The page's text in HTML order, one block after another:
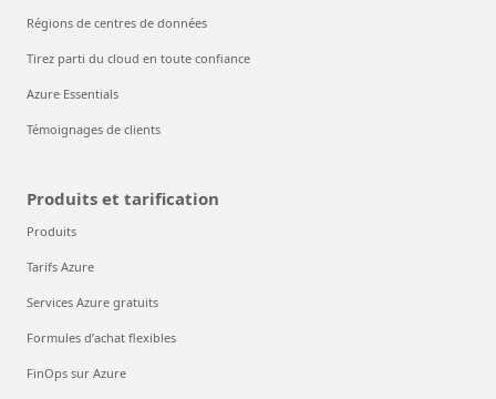
Régions de centres de données
Tirez parti du cloud en toute confiance
Azure Essentials
Témoignages de clients
Produits et tarification
Produits
Tarifs Azure
Services Azure gratuits
Formules d’achat flexibles
FinOps sur Azure